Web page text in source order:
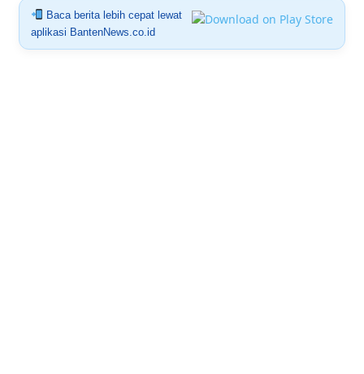
Baca berita lebih cepat lewat
aplikasi BantenNews.co.id